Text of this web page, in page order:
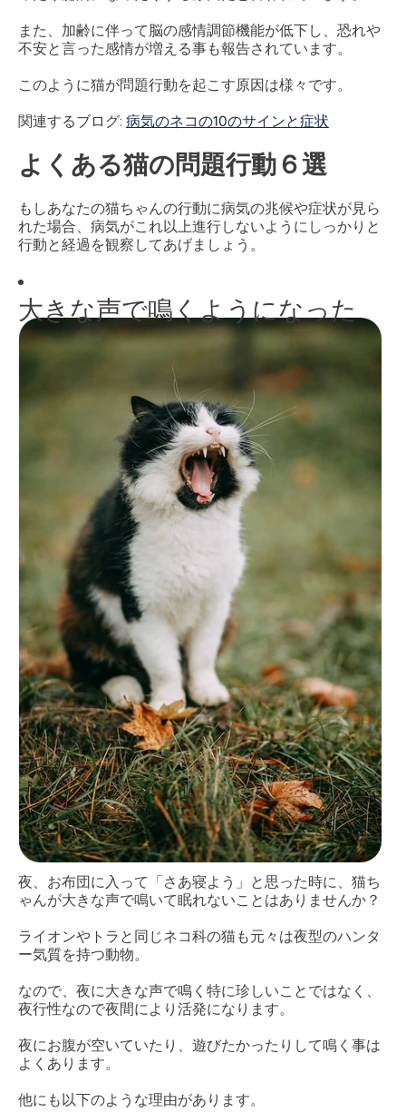
また、加齢に伴って脳の感情調節機能が低下し、恐れや
不安と言った感情が増える事も報告されています。
このように猫が問題行動を起こす原因は様々です。
関連するブログ: 病気のネコの10のサインと症状
よくある猫の問題行動６選
もしあなたの猫ちゃんの行動に病気の兆候や症状が見ら
れた場合、病気がこれ以上進行しないようにしっかりと
行動と経過を観察してあげましょう。
大きな声で鳴くようになった
夜、お布団に入って「さあ寝よう」と思った時に、猫ち
ゃんが大きな声で鳴いて眠れないことはありませんか？
ライオンやトラと同じネコ科の猫も元々は夜型のハンタ
ー気質を持つ動物。
なので、夜に大きな声で鳴く特に珍しいことではなく、
夜行性なので夜間により活発になります。
夜にお腹が空いていたり、遊びたかったりして鳴く事は
よくあります。
他にも以下のような理由があります。